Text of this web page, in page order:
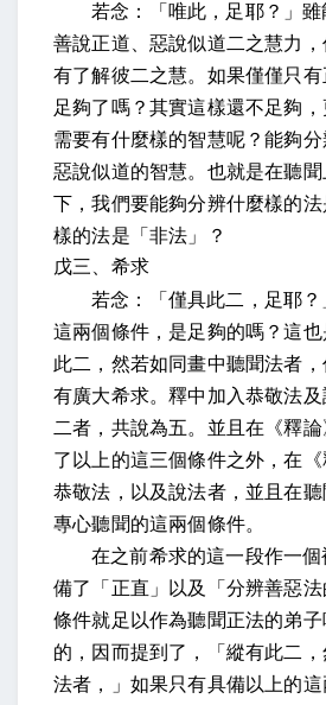
若念：「唯此，足耶？」
善說正道、惡說似道二之慧力
有了解彼二之慧。如果僅僅只
足夠了嗎？其實這樣還不足夠
需要有什麼樣的智慧呢？能夠
惡說似道的智慧。也就是在聽
下，我們要能夠分辨什麼樣的
樣的法是「非法」？
戊三、希求
若念：「僅具此二，足耶？
這兩個條件，是足夠的嗎？這
此二，然若如同畫中聽聞法者
有廣大希求。釋中加入恭敬法
二者，共說為五。並且在《釋
了以上的這三個條件之外，在
恭敬法，以及說法者，並且在
專心聽聞的這兩個條件。
在之前希求的這一段作一
備了「正直」以及「分辨善惡
條件就足以作為聽聞正法的弟
的，因而提到了，「縱有此二
法者，」如果只有具備以上的